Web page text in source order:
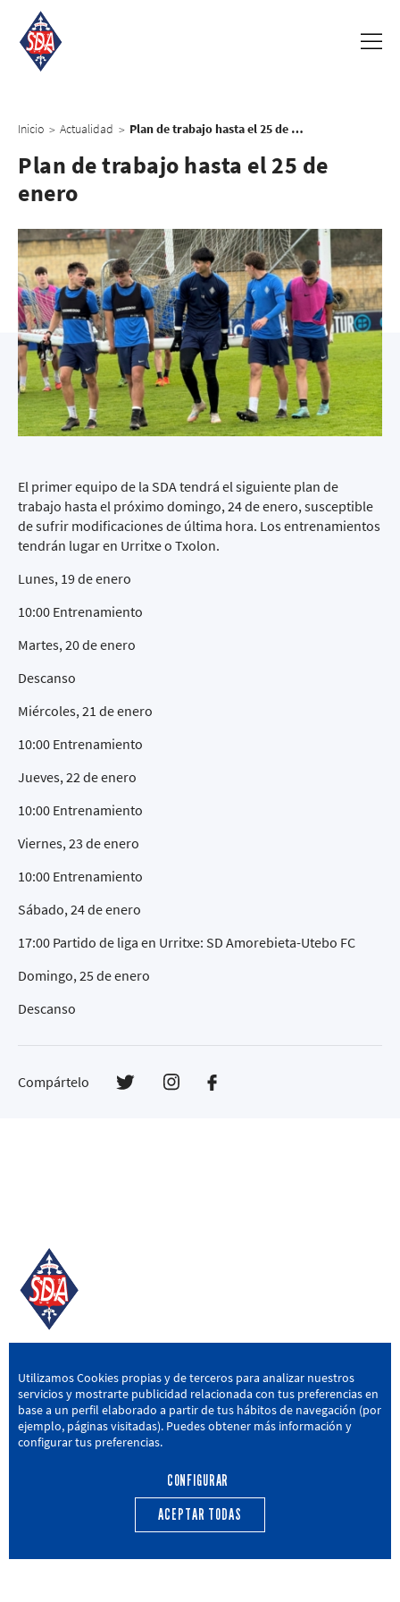
Inicio > Actualidad > Plan de trabajo hasta el 25 de enero
Plan de trabajo hasta el 25 de
enero
El primer equipo de la SDA tendrá el siguiente plan de
trabajo hasta el próximo domingo, 24 de enero, susceptible
de sufrir modificaciones de última hora. Los entrenamientos
tendrán lugar en Urritxe o Txolon.
Lunes, 19 de enero
10:00 Entrenamiento
Martes, 20 de enero
Descanso
Miércoles, 21 de enero
10:00 Entrenamiento
Jueves, 22 de enero
10:00 Entrenamiento
Viernes, 23 de enero
10:00 Entrenamiento
Sábado, 24 de enero
17:00 Partido de liga en Urritxe: SD Amorebieta-Utebo FC
Domingo, 25 de enero
Descanso
Compártelo
SD AMOREBIETA
San Miguel Kalea, 16, 48340 Amorebieta, Bizkaia
946 604 751 | sda@sdamorebieta.eus
CANTERA ACTUALIDAD
Utilizamos Cookies propias y de terceros para analizar nuestros
servicios y mostrarte publicidad relacionada con tus preferencias en
base a un perfil elaborado a partir de tus hábitos de navegación (por
ejemplo, páginas visitadas). Puedes obtener más información y
configurar tus preferencias.
CONFIGURAR
ACEPTAR TODAS